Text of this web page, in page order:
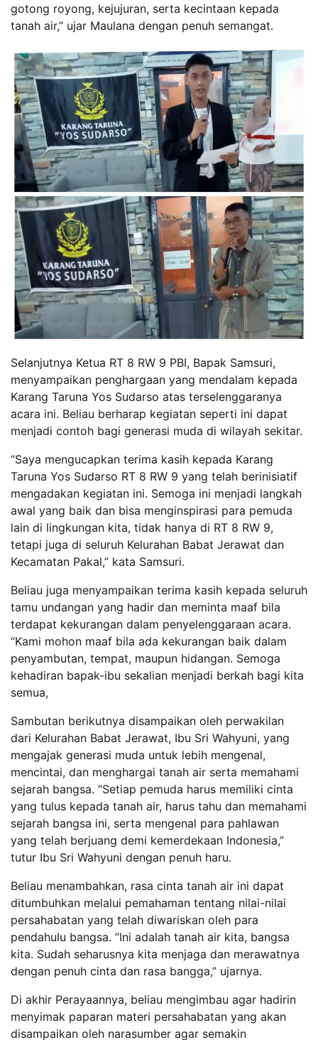
gotong royong, kejujuran, serta kecintaan kepada
tanah air,” ujar Maulana dengan penuh semangat.
Selanjutnya Ketua RT 8 RW 9 PBI, Bapak Samsuri,
menyampaikan penghargaan yang mendalam kepada
Karang Taruna Yos Sudarso atas terselenggaranya
acara ini. Beliau berharap kegiatan seperti ini dapat
menjadi contoh bagi generasi muda di wilayah sekitar.
“Saya mengucapkan terima kasih kepada Karang
Taruna Yos Sudarso RT 8 RW 9 yang telah berinisiatif
mengadakan kegiatan ini. Semoga ini menjadi langkah
awal yang baik dan bisa menginspirasi para pemuda
lain di lingkungan kita, tidak hanya di RT 8 RW 9,
tetapi juga di seluruh Kelurahan Babat Jerawat dan
Kecamatan Pakal,” kata Samsuri.
Beliau juga menyampaikan terima kasih kepada seluruh
tamu undangan yang hadir dan meminta maaf bila
terdapat kekurangan dalam penyelenggaraan acara.
“Kami mohon maaf bila ada kekurangan baik dalam
penyambutan, tempat, maupun hidangan. Semoga
kehadiran bapak-ibu sekalian menjadi berkah bagi kita
semua,
Sambutan berikutnya disampaikan oleh perwakilan
dari Kelurahan Babat Jerawat, Ibu Sri Wahyuni, yang
mengajak generasi muda untuk lebih mengenal,
mencintai, dan menghargai tanah air serta memahami
sejarah bangsa. “Setiap pemuda harus memiliki cinta
yang tulus kepada tanah air, harus tahu dan memahami
sejarah bangsa ini, serta mengenal para pahlawan
yang telah berjuang demi kemerdekaan Indonesia,”
tutur Ibu Sri Wahyuni dengan penuh haru.
Beliau menambahkan, rasa cinta tanah air ini dapat
ditumbuhkan melalui pemahaman tentang nilai-nilai
persahabatan yang telah diwariskan oleh para
pendahulu bangsa. “Ini adalah tanah air kita, bangsa
kita. Sudah seharusnya kita menjaga dan merawatnya
dengan penuh cinta dan rasa bangga,” ujarnya.
Di akhir Perayaannya, beliau mengimbau agar hadirin
menyimak paparan materi persahabatan yang akan
disampaikan oleh narasumber agar semakin